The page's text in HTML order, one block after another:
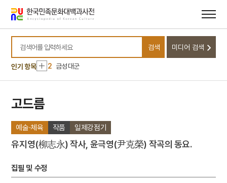
바로가기
바로가기
검색어를 입력하세요
검색 미디어 검색
인기 항목
10 고려혁명군관학교
1 세조
2 금성대군
3 부사직
정순왕후
7 세종
고드름
예술·체육 작품 일제강점기
유지영(柳志永) 작사, 윤극영(尹克榮) 작곡의 동요.
집필 및 수정